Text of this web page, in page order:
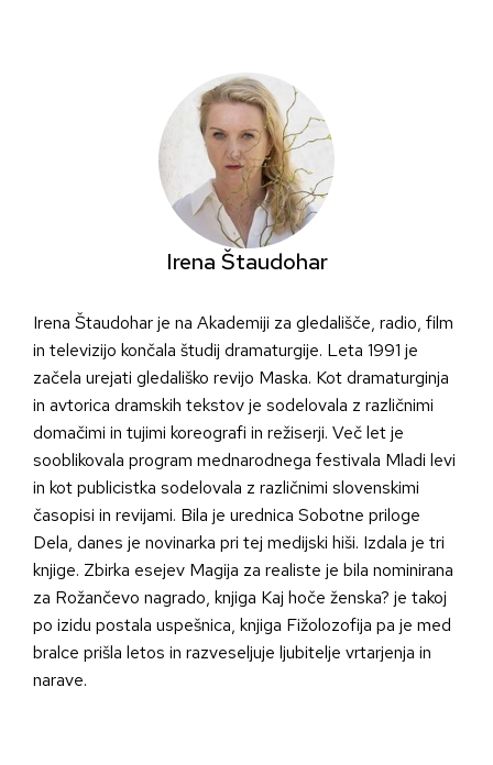
Irena Štaudohar
Irena Štaudohar je na Akademiji za gledališče, radio, film
in televizijo končala študij dramaturgije. Leta 1991 je
začela urejati gledališko revijo Maska. Kot dramaturginja
in avtorica dramskih tekstov je sodelovala z različnimi
domačimi in tujimi koreografi in režiserji. Več let je
sooblikovala program mednarodnega festivala Mladi levi
in kot publicistka sodelovala z različnimi slovenskimi
časopisi in revijami. Bila je urednica Sobotne priloge
Dela, danes je novinarka pri tej medijski hiši. Izdala je tri
knjige. Zbirka esejev Magija za realiste je bila nominirana
za Rožančevo nagrado, knjiga Kaj hoče ženska? je takoj
po izidu postala uspešnica, knjiga Fižolozofija pa je med
bralce prišla letos in razveseljuje ljubitelje vrtarjenja in
narave.